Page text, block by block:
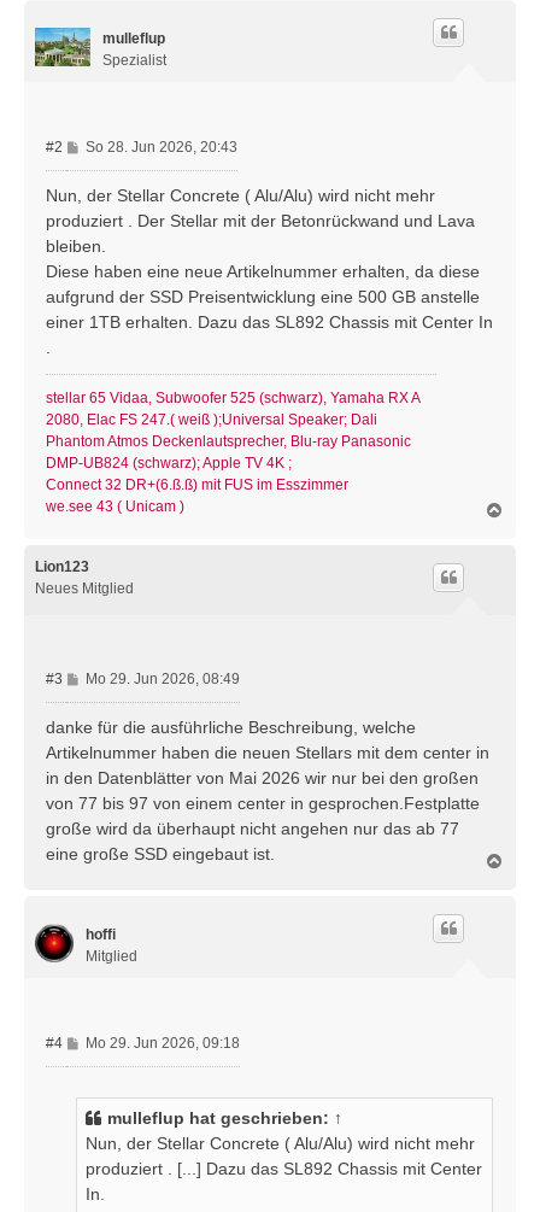
mulleflup
Spezialist
#2
B
e
r
a
g
So 28. Jun 2026, 20:43
Nun, der Stellar Concrete ( Alu/Alu) wird nicht mehr
produziert . Der Stellar mit der Betonrückwand und Lava
bleiben.
Diese haben eine neue Artikelnummer erhalten, da diese
aufgrund der SSD Preisentwicklung eine 500 GB anstelle
einer 1TB erhalten. Dazu das SL892 Chassis mit Center In
stellar 65 Vidaa, Subwoofer 525 (schwarz), Yamaha RX A
2080, Elac FS 247.( weiß );Universal Speaker; Dali
Phantom Atmos Deckenlautsprecher, Blu-ray Panasonic
DMP-UB824 (schwarz); Apple TV 4K ;
Connect 32 DR+(6.ß.ß) mit FUS im Esszimmer
we.see 43 ( Unicam )
Lion123
Neues Mitglied
#3
B
e
i
a
g
Mo 29. Jun 2026, 08:49
danke für die ausführliche Beschreibung, welche
Artikelnummer haben die neuen Stellars mit dem center in
in den Datenblätter von Mai 2026 wir nur bei den großen
von 77 bis 97 von einem center in gesprochen.Festplatte
große wird da überhaupt nicht angehen nur das ab 77
eine große SSD eingebaut ist.
hoffi
Mitglied
#4
B
e
a
g
Mo 29. Jun 2026, 09:18
mulleflup hat geschrieben: ↑
Nun, der Stellar Concrete ( Alu/Alu) wird nicht mehr
produziert . [...] Dazu das SL892 Chassis mit Center
In.